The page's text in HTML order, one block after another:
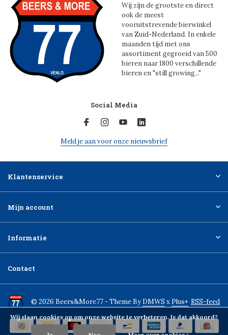
Wij zijn de grootste en direct
ook de meest
vooruitstrevende bierwinkel
van Zuid-Nederland. In enkele
maanden tijd met ons
assortiment gegroeid van 500
bieren naar 1800 verschillende
bieren en "still growing..."
Social Media
Meld je aan voor onze nieuwsbrief
Klantenservice
Mijn account
Informatie
Contact
© 2026 Beers&More77 - Theme ByDMWS x Plus+ RSS-feed
Wij slaan cookies op om onze website te verbeteren. Is dat akkoord?